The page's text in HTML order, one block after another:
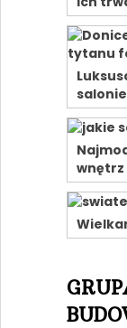
salonie
wnętrz